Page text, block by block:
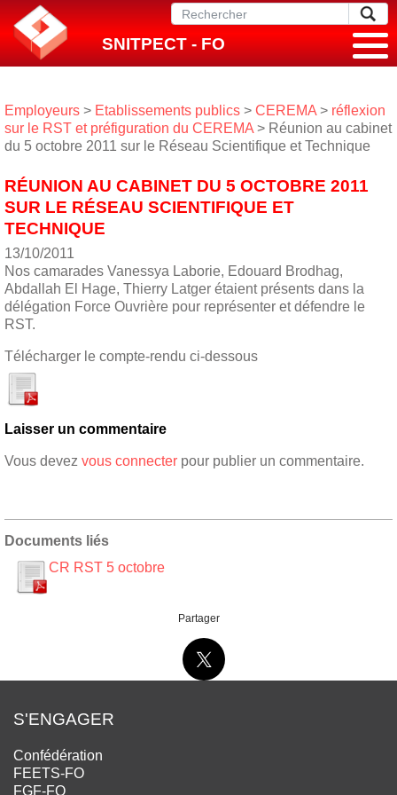
SNITPECT - FO
Employeurs > Etablissements publics > CEREMA > réflexion
sur le RST et préfiguration du CEREMA > Réunion au cabinet
du 5 octobre 2011 sur le Réseau Scientifique et Technique
RÉUNION AU CABINET DU 5 OCTOBRE 2011
SUR LE RÉSEAU SCIENTIFIQUE ET
TECHNIQUE
13/10/2011
Nos camarades Vanessya Laborie, Edouard Brodhag,
Abdallah El Hage, Thierry Latger étaient présents dans la
délégation Force Ouvrière pour représenter et défendre le
RST.
Télécharger le compte-rendu ci-dessous
Laisser un commentaire
Vous devez vous connecter pour publier un commentaire.
Documents liés
CR RST 5 octobre
Partager
S'ENGAGER
Confédération
FEETS-FO
FGF-FO